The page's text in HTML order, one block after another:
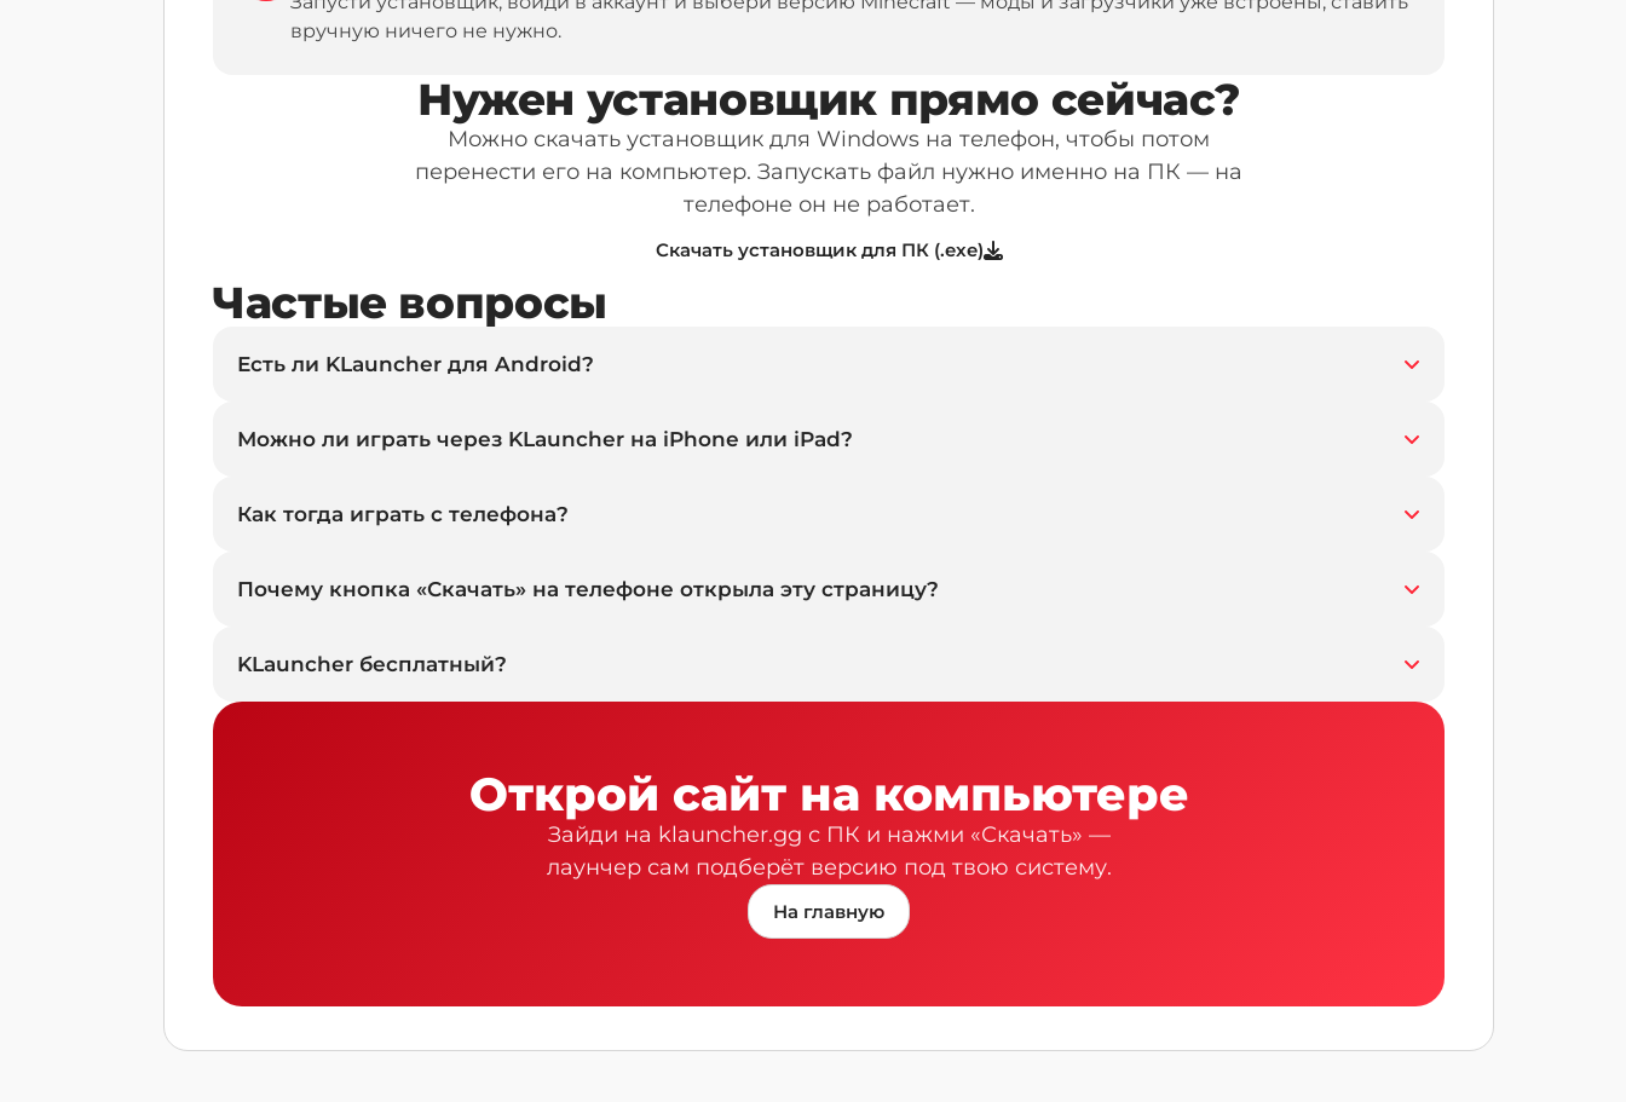
вручную ничего не нужно.
Нужен установщик прямо сейчас?
Можно скачать установщик для Windows на телефон, чтобы потом
перенести его на компьютер. Запускать файл нужно именно на ПК — на
телефоне он не работает.
Скачать установщик для ПК (.exe)
Частые вопросы
Есть ли KLauncher для Android?
Можно ли играть через KLauncher на iPhone или iPad?
Как тогда играть с телефона?
Почему кнопка «Скачать» на телефоне открыла эту страницу?
KLauncher бесплатный?
Открой сайт на компьютере
Зайди на klauncher.gg с ПК и нажми «Скачать» —
лаунчер сам подберёт версию под твою систему.
На главную